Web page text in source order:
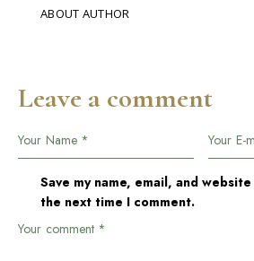
ABOUT AUTHOR
Leave a comment
Save my name, email, and
the next time I comment.